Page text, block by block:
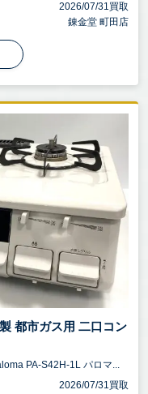
2026/07/31買取
錬金堂 町田店
都市ガス用 二口コン
PA-S42H-1L パロマ...
2026/07/31買取